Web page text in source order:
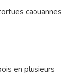
caouannes
en plusieurs